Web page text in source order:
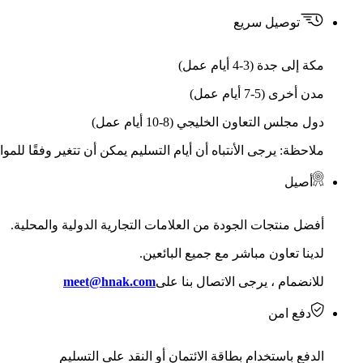
توصيل سريع
مكة إلى جدة (3-4 أيام عمل)
مدن أخرى (5-7 أيام عمل)
دول مجلس التعاون الخليجي (8-10 أيام عمل)
ملاحظة: يرجى الأنتباه أن أيام التسليم يمكن أن تتغير وفقًا
أصيل
أفضل منتجات الجودة من العلامات التجارية الدولية والمحلية.
لدينا تعاون مباشر مع جميع البائعين.
للانضمام ، يرجى الاتصال بنا علىmeet@hnak.com
دفع امن
الدفع باستخدام بطاقة الائتمان أو النقد على التسليم